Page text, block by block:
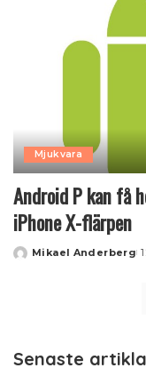
Mjukvara
Android P kan få
iPhone X-flärpen
Posted
Mikael Anderberg
Senaste